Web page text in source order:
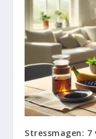
Stressmagen: